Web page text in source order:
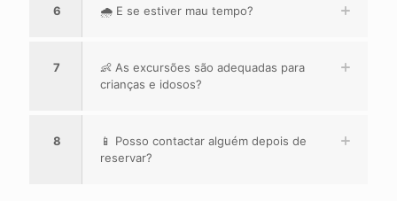
6 🌧️ E se estiver mau tempo?
7
👶 As excursões são adequadas para
crianças e idosos?
8
📱 Posso contactar alguém depois de
reservar?